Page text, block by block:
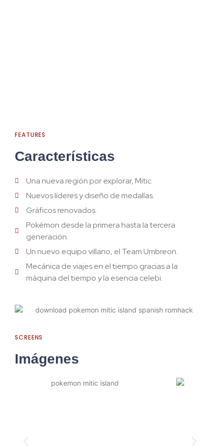
FEATURES
Características
Una nueva región por explorar, Mitic.
Nuevos líderes y diseño de medallas.
Gráficos renovados.
Pokémon desde la primera hasta la tercera
generación.
Un nuevo equipo villano, el Team Umbreon.
Mecánica de viajes en el tiempo gracias a la
máquina del tiempo y la esencia celebi.
SCREENS
Imágenes